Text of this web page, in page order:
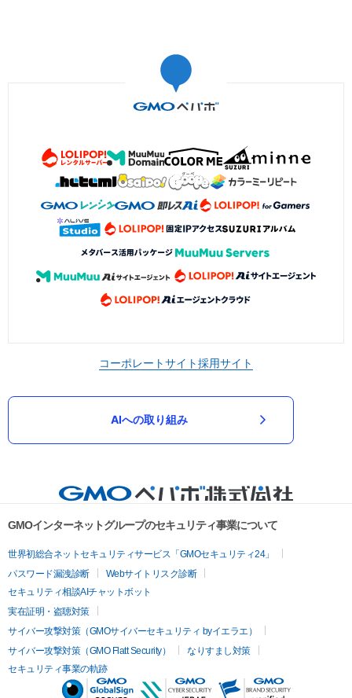
コーポレートサイト採用サイト
AIへの取り組み
GMOインターネットグループのセキュリティ事業について
世界初総合ネットセキュリティサービス「GMOセキュリティ24」
パスワード漏洩診断
Webサイトリスク診断
セキュリティ相談AIチャットボット
実在証明・盗聴対策
サイバー攻撃対策（GMOサイバーセキュリティ byイエラエ）
サイバー攻撃対策（GMO Flatt Security）
なりすまし対策
セキュリティ事業の軌跡